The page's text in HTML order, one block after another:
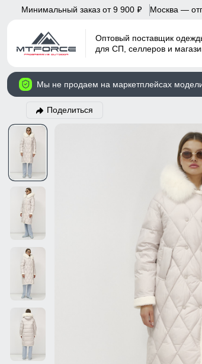
Минимальный заказ от 9 900 p Москва —
Оптовый поставщик
для СП, селлеров и
Мы не продаем на маркетплейсах
Поделиться